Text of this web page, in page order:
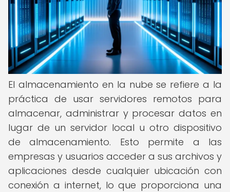
El almacenamiento en la nube se refiere a la
práctica de usar servidores remotos para
almacenar, administrar y procesar datos en
lugar de un servidor local u otro dispositivo
de almacenamiento. Esto permite a las
empresas y usuarios acceder a sus archivos y
aplicaciones desde cualquier ubicación con
conexión a internet, lo que proporciona una